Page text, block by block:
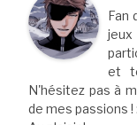
Fan
et
N'hésitez pas à
de mes passions !